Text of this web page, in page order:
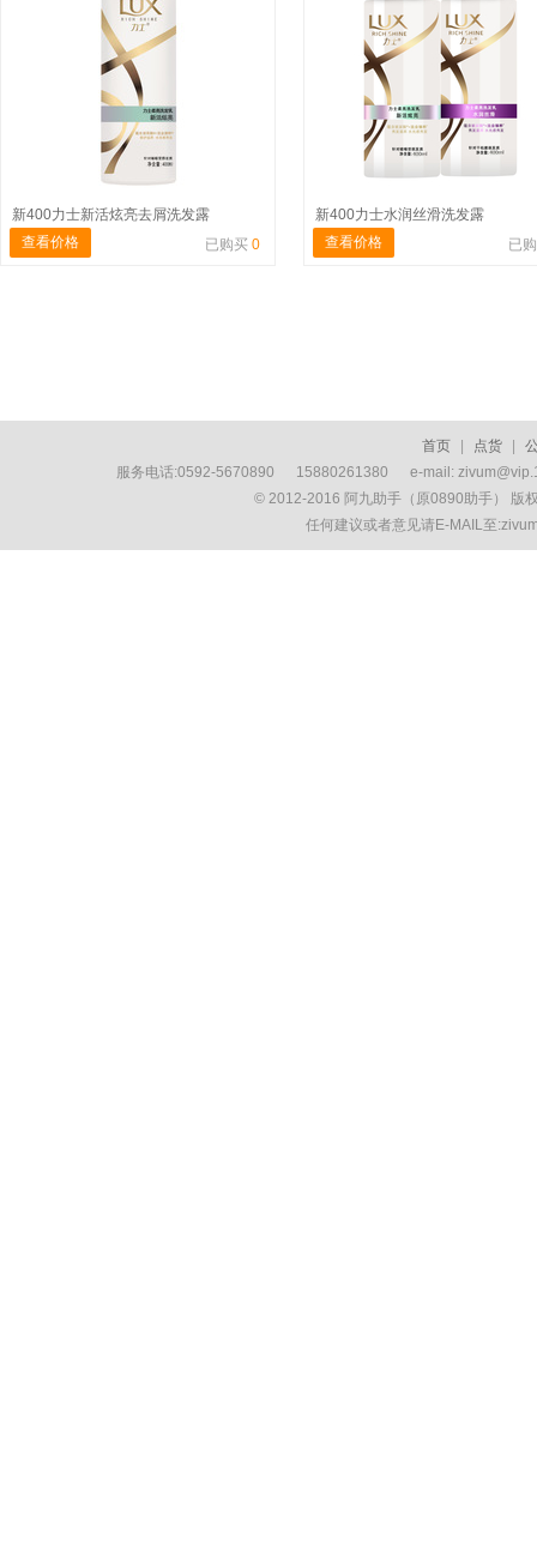
新400力士新活炫亮去屑洗发露
查看价格
已购买 0
新400力士水润丝滑洗发露
查看价格
已
首页 点货
服务电话:0592-5670890 15880261380 e-mail:
© 2012-2016 阿九助手（原0890助手） 版
任何建议或者意见请E-MAIL至